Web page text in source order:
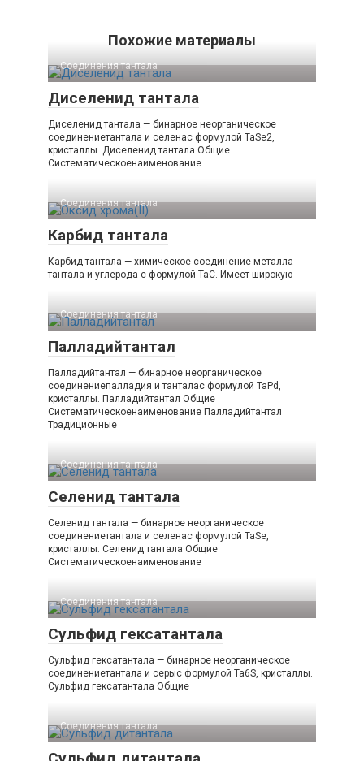
Похожие материалы
Соединения тантала‎
Диселенид тантала
Диселенид тантала — бинарное неорганическое
соединениетантала и селенас формулой TaSe2,
кристаллы. Диселенид тантала Общие
Систематическоенаименование
Соединения тантала‎
Карбид тантала
Карбид тантала — химическое соединение металла
тантала и углерода с формулой TaC. Имеет широкую
Соединения тантала‎
Палладийтантал
Палладийтантал — бинарное неорганическое
соединениепалладия и танталас формулой TaPd,
кристаллы. Палладийтантал Общие
Систематическоенаименование Палладийтантал
Традиционные
Соединения тантала‎
Селенид тантала
Селенид тантала — бинарное неорганическое
соединениетантала и селенас формулой TaSe,
кристаллы. Селенид тантала Общие
Систематическоенаименование
Соединения тантала‎
Сульфид гексатантала
Сульфид гексатантала — бинарное неорганическое
соединениетантала и серыс формулой Ta6S, кристаллы.
Сульфид гексатантала Общие
Соединения тантала‎